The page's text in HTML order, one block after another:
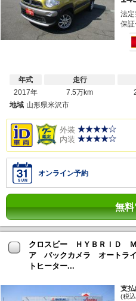
法
保
年式
2017年
走行
7.5万km
地域 山形県米沢市
外装
内装
オンライン予約
無
クロスビー ＨＹＢＲＩＤ
ア バックカメラ オートラ
トヒーター...
支
(税